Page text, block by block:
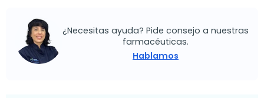
¿Necesitas ayuda? Pide consejo a nuestras
farmacéuticas.
Hablamos